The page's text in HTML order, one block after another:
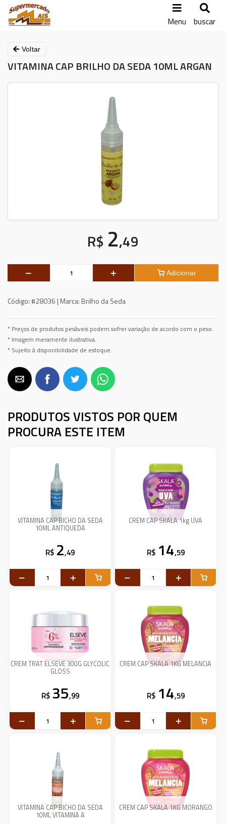
Menu buscar
Voltar
VITAMINA CAP BRILHO DA SEDA 10ML ARGAN
R$ 2,49
Adicionar
Código:#28036 | Marca: Brilho da Seda
* Preços de produtos pesáveis podem sofrer variação de acordo com o peso.
* Imagem meramente ilustrativa.
* Sujeito à disponibilidade de estoque.
PRODUTOS VISTOS POR QUEM
PROCURA ESTE ITEM
VITAMINA CAP BICHO DA SEDA
10ML ANTIQUEDA
R$ 2,49
CREM CAP SKALA 1kg UVA
R$ 14,59
CREM TRAT ELSEVE 300G GLYCOLIC
GLOSS
R$ 35,99
CREM CAP SKALA 1KG MELANCIA
R$ 14,59
VITAMINA CAP BICHO DA SEDA
10ML VITAMINA A
CREM CAP SKALA 1KG MORANGO